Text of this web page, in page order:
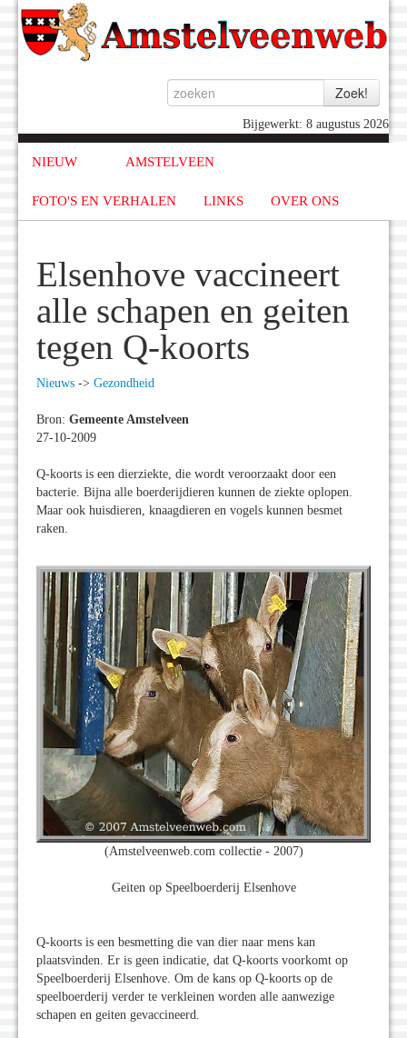
Bijgewerkt: 8 augustus 2026
NIEUW AMSTELVEEN
FOTO'S EN VERHALEN LINKS OVER ONS
Elsenhove vaccineert
alle schapen en geiten
tegen Q-koorts
Nieuws -> Gezondheid
Bron: Gemeente Amstelveen
27-10-2009
Q-koorts is een dierziekte, die wordt veroorzaakt door een
bacterie. Bijna alle boerderijdieren kunnen de ziekte oplopen.
Maar ook huisdieren, knaagdieren en vogels kunnen besmet
raken.
(Amstelveenweb.com collectie - 2007)
Geiten op Speelboerderij Elsenhove
Q-koorts is een besmetting die van dier naar mens kan
plaatsvinden. Er is geen indicatie, dat Q-koorts voorkomt op
Speelboerderij Elsenhove. Om de kans op Q-koorts op de
speelboerderij verder te verkleinen worden alle aanwezige
schapen en geiten gevaccineerd.